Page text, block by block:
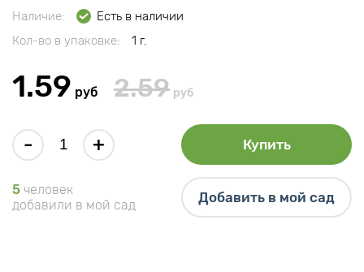
Наличие:
Есть в наличии
Кол-во в упаковке:
1 г.
1.59 руб 2.59 руб
- + Купить
5 человек
добавили в мой сад
Добавить в мой сад